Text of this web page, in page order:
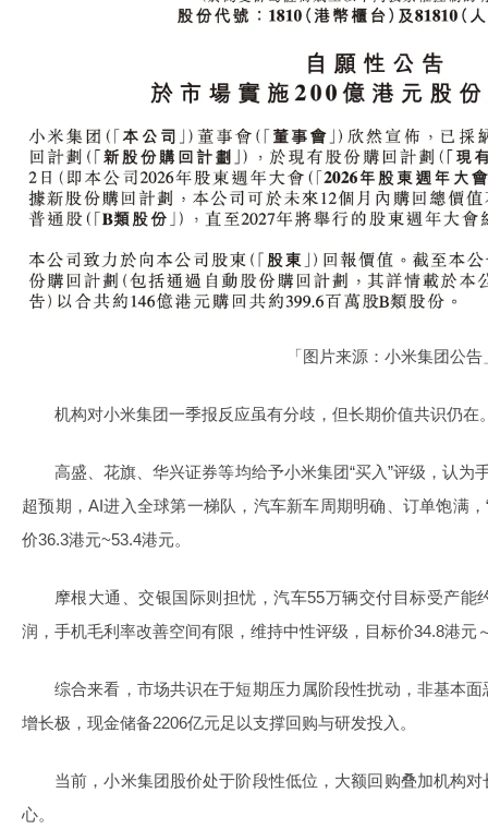
「图片来源：小米集团公告
机构对小米集团一季报反应虽有分歧，但长期价值共识仍在
高盛、花旗、华兴证券等均给予小米集团“买入”评级，认为
超预期，AI进入全球第一梯队，汽车新车周期明确、订单饱满
价36.3港元~53.4港元。
摩根大通、交银国际则担忧，汽车55万辆交付目标受产能
润，手机毛利率改善空间有限，维持中性评级，目标价34.8港元
综合来看，市场共识在于短期压力属阶段性扰动，非基本
增长极，现金储备2206亿元足以支撑回购与研发投入。
当前，小米集团股价处于阶段性低位，大额回购叠加机构
心。